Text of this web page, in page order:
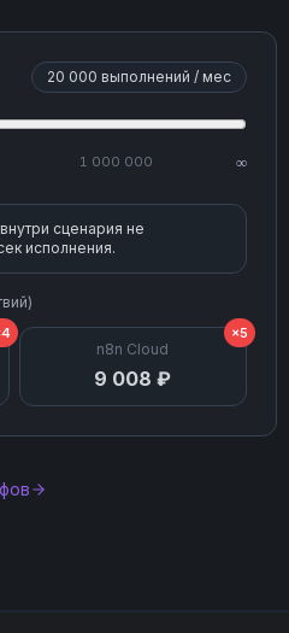
20 000 выполнений / мес
1 000 000 ∞
сценария не
исполнения.
n8n Cloud
9 008 ₽
×5